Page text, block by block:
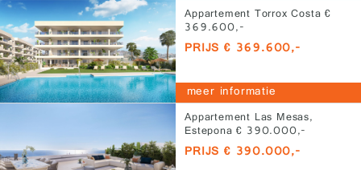
Appartement Torrox Costa €
369.600,-
PRIJS € 369.600,-
meer informatie
Appartement Las Mesas,
Estepona € 390.000,-
PRIJS € 390.000,-